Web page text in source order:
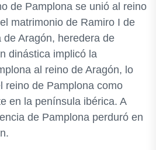
de Pamplona se unió al reino
matrimonio de Ramiro I de
Aragón, heredera de
dinástica implicó la
al reino de Aragón, lo
reino de Pamplona como
en la península ibérica. A
de Pamplona perduró en